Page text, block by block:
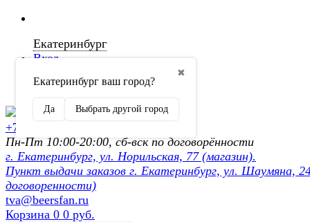
Екатеринбург
✖
Екатеринбург ваш город?
Да Выбрать другой город
Вход
Регистрация
+7 (902) 872-54-70
Пн-Пт 10:00-20:00, сб-вск по договорённости
г. Екатеринбург, ул. Норильская, 77 (магазин).
Пункт выдачи заказов г. Екатеринбург, ул. Шаумяна,
договоренности)
tva@beersfan.ru
Корзина 0 0 руб.